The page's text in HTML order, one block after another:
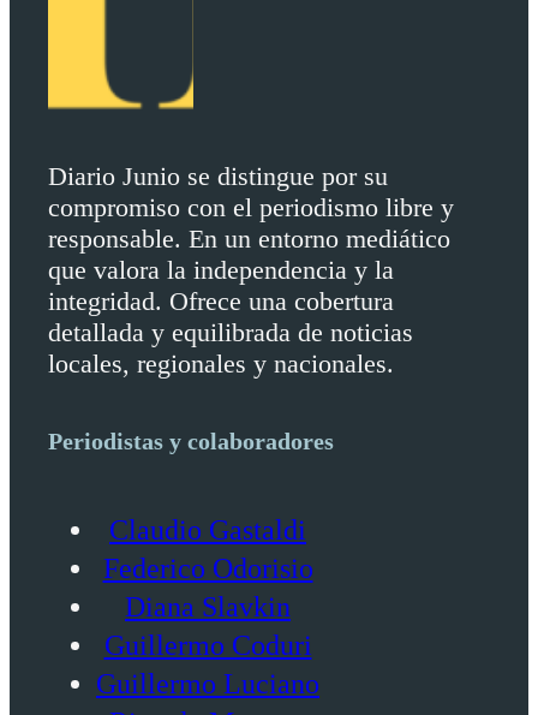
Diario Junio se distingue por su
compromiso con el periodismo libre y
responsable. En un entorno mediático
que valora la independencia y la
integridad. Ofrece una cobertura
detallada y equilibrada de noticias
locales, regionales y nacionales.
Periodistas y colaboradores
Claudio Gastaldi
Federico Odorisio
Diana Slavkin
Guillermo Coduri
Guillermo Luciano